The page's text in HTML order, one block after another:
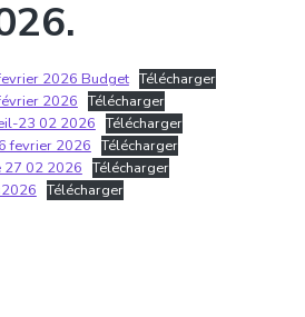
2026 Budget Télécharger
2026 Télécharger
23 02 2026 Télécharger
fevrier 2026 Télécharger
27 02 2026 Télécharger
Télécharger